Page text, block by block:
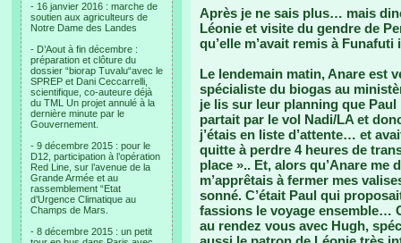
- 16 janvier 2016 : marche de
soutien aux agriculteurs de
Notre Dame des Landes
- D’Aout à fin décembre :
préparation et clôture du
dossier “biorap Tuvalu“avec le
SPREP et Dani Ceccarrelli,
scientifique, co-auteure déjà
du TML Un projet annulé à la
dernière minute par le
Gouvernement.
- 9 décembre 2015 : pour le
D12, participation à l’opération
Red Line, sur l’avenue de la
Grande Armée et au
rassemblement “Etat
d’Urgence Climatique au
Champs de Mars.
- 8 décembre 2015 : un petit
Après je ne sais plus… mais
Léonie et visite du gendre de
qu’elle m’avait remis à
Le lendemain matin, Anare est
spécialiste du biogas au
je lis sur leur planning que
partait par le vol Nadi/LA et
j’étais en liste d’attente… et
quitte à perdre 4 heures de
place ».. Et, alors qu’Anare me
m’apprêtais à fermer mes
sonné. C’était Paul qui
fassions le voyage ensemble…
au rendez vous avec Hugh,